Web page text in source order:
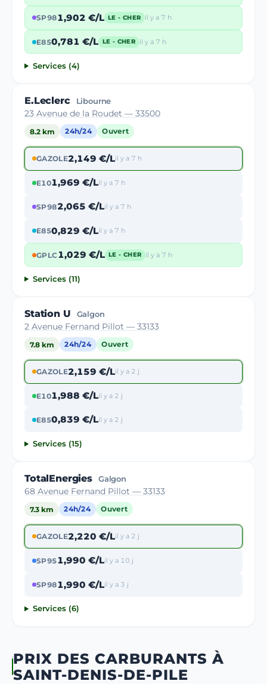
SP981,902 €/L LE - CHER il y a 7 h
E850,781 €/L LE - CHER il y a 7 h
Services (4)
E.Leclerc Libourne
23 Avenue de la Roudet — 33500
8.2 km 24h/24 Ouvert
GAZOLE2,149 €/Lil y a 7 h
E101,969 €/Lil y a 7 h
SP982,065 €/Lil y a 7 h
E850,829 €/Lil y a 7 h
GPLC1,029 €/L LE - CHER il y a 7 h
Services (11)
Station U Galgon
2 Avenue Fernand Pillot — 33133
7.8 km 24h/24 Ouvert
GAZOLE2,159 €/Lil y a 2 j
E101,988 €/Lil y a 2 j
E850,839 €/Lil y a 2 j
Services (15)
TotalEnergies Galgon
68 Avenue Fernand Pillot — 33133
7.3 km 24h/24 Ouvert
GAZOLE2,220 €/Lil y a 2 j
SP951,990 €/Lil y a 10 j
SP981,990 €/Lil y a 3 j
Services (6)
PRIX DES CARBURANTS À
SAINT-DENIS-DE-PILE